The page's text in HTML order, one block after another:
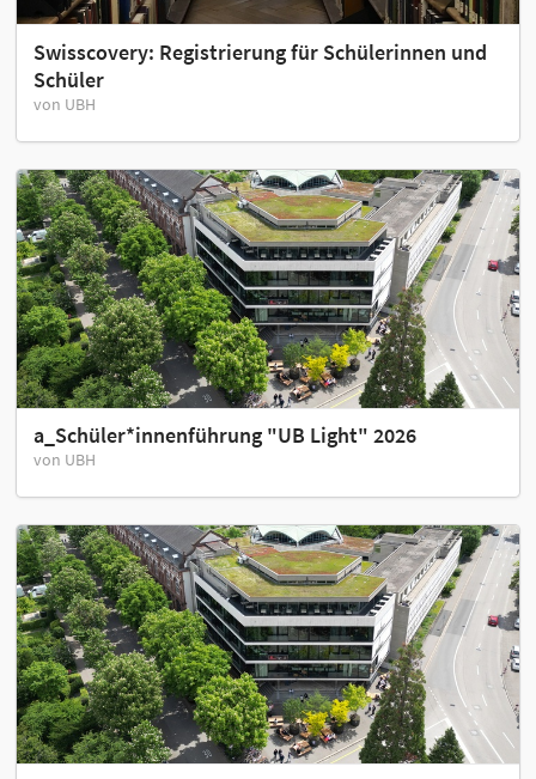
Swisscovery: Registrierung für Schülerinnen und
Schüler
von UBH
a_Schüler*innenführung "UB Light" 2026
von UBH